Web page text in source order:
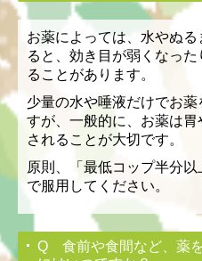
お薬によっては、水やぬ
ると、効き目が弱くなっ
ることがあります。
少量の水や唾液だけでお
すが、 一般的に、お薬は
されることが大切です。
原則、「最低コップ半分以
で服用してください。
Q 食前や食間など、薬